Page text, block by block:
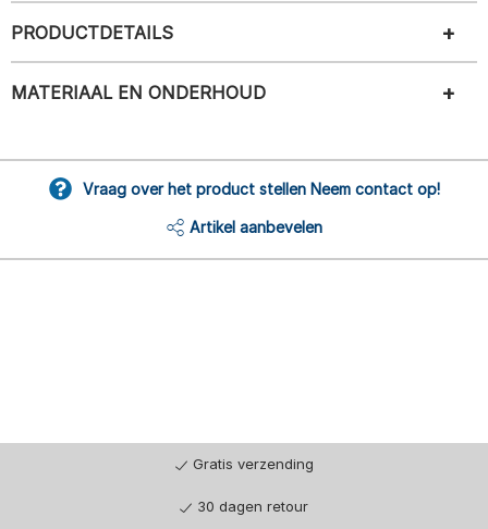
PRODUCTDETAILS
MATERIAAL EN ONDERHOUD
Vraag over het product stellen Neem contact op!
Artikel aanbevelen
Gratis verzending
30 dagen retour